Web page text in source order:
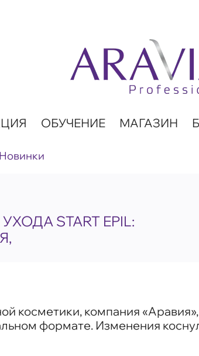
ОБУЧЕНИЕ МАГАЗИН
Новинки
START EPIL:
косметики, компания
формате. Изменения